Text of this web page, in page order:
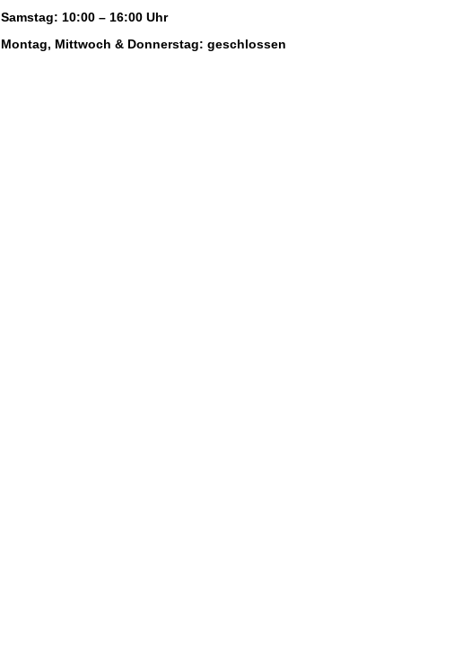
Samstag: 10:00 – 16:00 Uhr
Montag, Mittwoch & Donnerstag: geschlossen